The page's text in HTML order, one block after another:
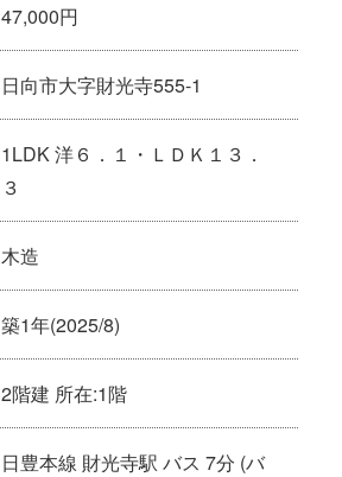
47,000円
日向市大字財光寺555-1
1LDK 洋６．１・ＬＤＫ１３．
３
木造
築1年(2025/8)
2階建 所在:1階
日豊本線 財光寺駅 バス 7分 (バ